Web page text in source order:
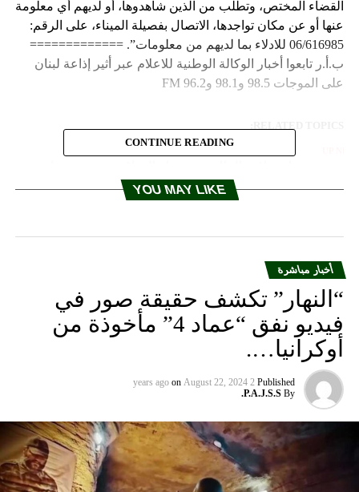
القضاء المختص، وتطلب من الذين شاهدوها، أو لديهم أي معلومة
عنها أو عن مكان تواجدها، الاتصال بفصيلة الميناء، على الرقم:
06/616985 للادلاء بما لديهم من معلومات”. =============
ب.أ.ر تابعوا أخبار الوكالة الوطنية للاعلام عبر أثير إذاعة لبنان
على الموجات 98.5 و98.1 و96.2 FM
CONTINUE READING
YOU MAY LIKE
أخبار مباشرة
“النهار” تكشف حقيقة صور في
فيديو نفق “عماد 4” مأخوذة من
أوكرانيا….
Published
2 years ago
on August 22, 2024
By
P.A.J.S.S.